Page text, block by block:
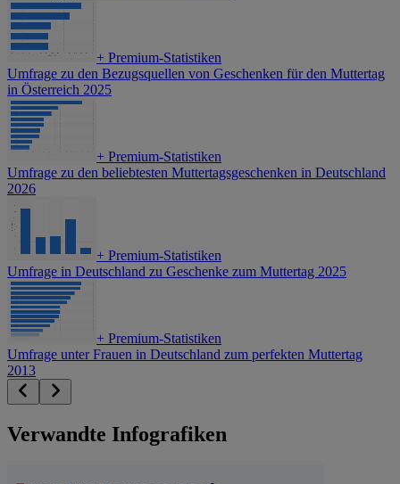
+ Premium-Statistiken
Umfrage zu den Bezugsquellen von Geschenken für den Muttertag
in Österreich 2025
+ Premium-Statistiken
Umfrage zu den beliebtesten Muttertagsgeschenken in Deutschland
2026
+ Premium-Statistiken
Umfrage in Deutschland zu Geschenke zum Muttertag 2025
+ Premium-Statistiken
Umfrage unter Frauen in Deutschland zum perfekten Muttertag
2013
Verwandte Infografiken